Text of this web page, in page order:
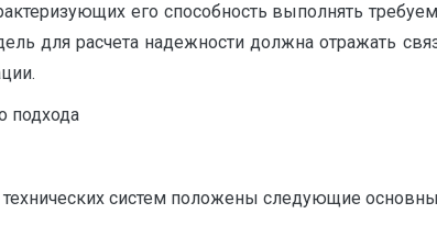
его способ­ность выполнять
для расчета надежности должна отражать
подхода
сис­тем положены следующие